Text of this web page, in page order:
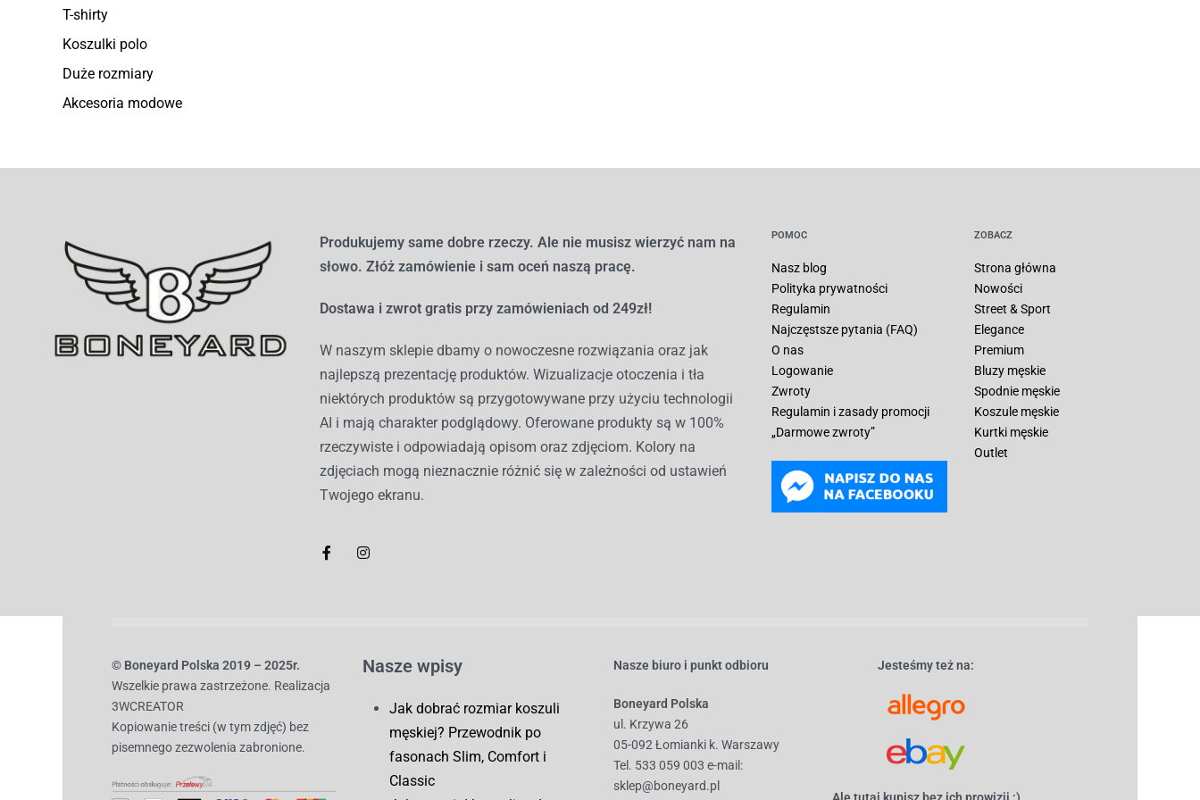
T-shirty
Koszulki polo
Duże rozmiary
Akcesoria modowe
Produkujemy same dobre rzeczy. Ale nie musisz wierzyć nam na
słowo. Złóż zamówienie i sam oceń naszą pracę.
Dostawa i zwrot gratis przy zamówieniach od 249zł!
W naszym sklepie dbamy o nowoczesne rozwiązania oraz jak
najlepszą prezentację produktów. Wizualizacje otoczenia i tła
niektórych produktów są przygotowywane przy użyciu technologii
AI i mają charakter podglądowy. Oferowane produkty są w 100%
rzeczywiste i odpowiadają opisom oraz zdjęciom. Kolory na
zdjęciach mogą nieznacznie różnić się w zależności od ustawień
Twojego ekranu.
POMOC
Nasz blog
Polityka prywatności
Regulamin
Najczęstsze pytania (FAQ)
O nas
Logowanie
Zwroty
Regulamin i zasady promocji
„Darmowe zwroty”
ZOBACZ
Strona główna
Nowości
Street & Sport
Elegance
Premium
Bluzy męskie
Spodnie męskie
Koszule męskie
Kurtki męskie
Outlet
© Boneyard Polska 2019 – 2025r.
Wszelkie prawa zastrzeżone. Realizacja
3WCREATOR
Kopiowanie treści (w tym zdjęć) bez
pisemnego zezwolenia zabronione.
Nasze wpisy
Jak dobrać rozmiar koszuli
męskiej? Przewodnik po
fasonach Slim, Comfort i
Classic
Nasze biuro i punkt odbioru
Boneyard Polska
ul. Krzywa 26
05-092 Łomianki k. Warszawy
Tel. 533 059 003 e-mail:
sklep@boneyard.pl
Jesteśmy też na: